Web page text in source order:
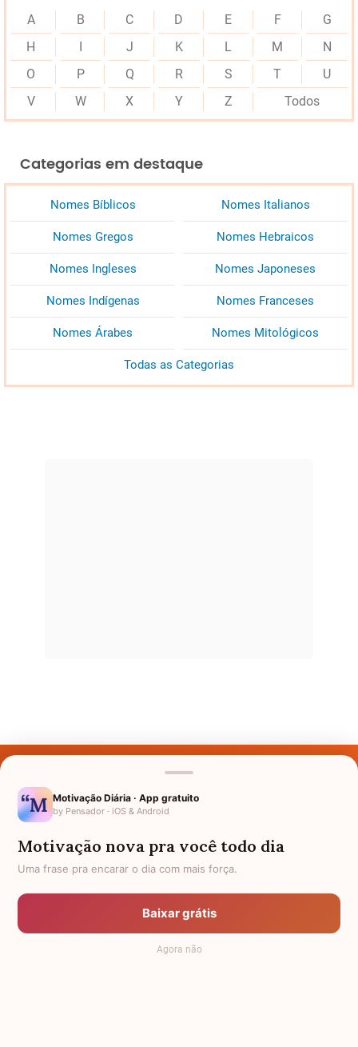
A B C D E F
G
H
I J K L M
N
O
P Q R S T
U
V
W X Y Z Todos
Categorias em destaque
Nomes Bíblicos Nomes Italianos
Nomes Gregos Nomes Hebraicos
Nomes Ingleses Nomes Japoneses
Nomes Indígenas Nomes Franceses
Nomes Árabes Nomes Mitológicos
Todas as Categorias
Nomes pelo Mundo
Política de Privacidade
Anuncie
Termos de Uso
Motivação Diária · App gratuito
by Pensador · iOS & Android
Motivação nova pra você todo dia
Uma frase pra encarar o dia com mais força.
Baixar grátis
Agora não